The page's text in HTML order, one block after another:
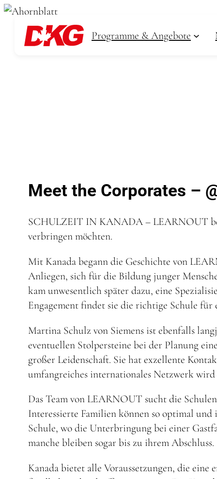
Zum
Inhalt
springen
Programme & Angebote
Meet the Corporates –
SCHULZEIT IN KANADA – LEARNOUT
verbringen möchten.
Mit Kanada begann die Geschichte von
Anliegen, sich für die Bildung junger
kam unwesentlich später dazu, eine
Engagement findet sie die richtige Schule
Martina Schulz von Siemens ist ebenfalls
eventuellen Stolpersteine bei der Planung
großer Leidenschaft. Sie hat exzellente
umfangreiches internationales Netzwerk wird
Das Team von LEARNOUT sucht die
Interessierte Familien können so optimal
Schule, wo die Unterbringung bei einer
manche bleiben sogar bis zu ihrem Abschluss.
Kanada bietet alle Voraussetzungen, die